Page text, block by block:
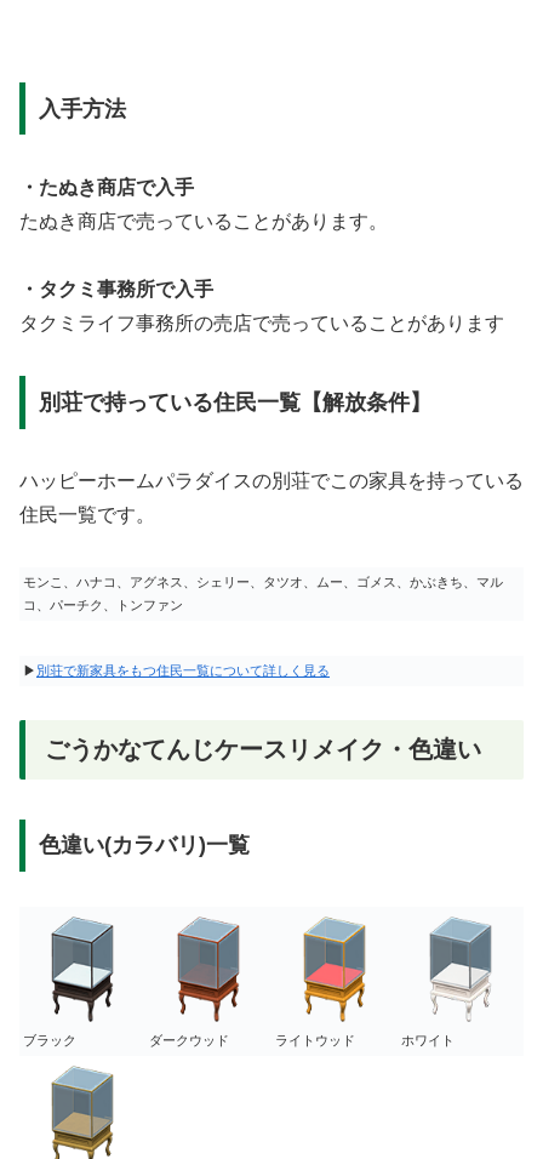
入手方法
・たぬき商店で入手
たぬき商店で売っていることがあります。
・タクミ事務所で入手
タクミライフ事務所の売店で売っていることがあります
別荘で持っている住民一覧【解放条件】
ハッピーホームパラダイスの別荘でこの家具を持っている
住民一覧です。
モンこ、ハナコ、アグネス、シェリー、タツオ、ムー、ゴメス、かぶきち、マル
コ、パーチク、トンファン
▶ 別荘で新家具をもつ住民一覧について詳しく見る
ごうかなてんじケースリメイク・色違い
色違い(カラバリ)一覧
ブラック ダークウッド ライトウッド ホワイト